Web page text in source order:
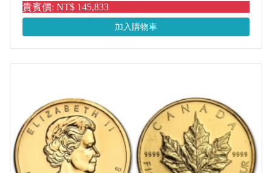
貴賓價: NT$ 145,833
加入購物車